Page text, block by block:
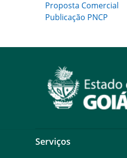
Proposta Comercial
Publicação PNCP
Serviços